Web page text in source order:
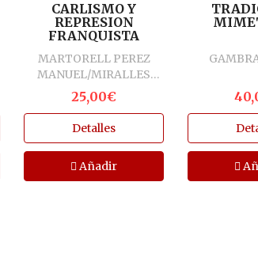
CARLISMO Y
REPRESION
FRANQUISTA
MARTORELL PEREZ
MANUEL/MIRALLES
CLIMENT JOSEP
25,00€
Detalles
Añadir